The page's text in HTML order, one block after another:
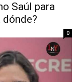
Saúl para
0